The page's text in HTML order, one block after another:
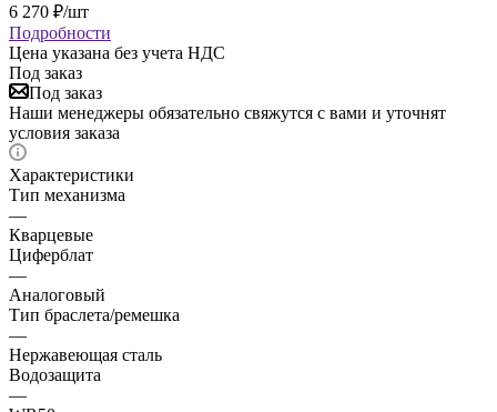
6 270 ₽/шт
Подробности
Цена указана без учета НДС
Под заказ
Под заказ
Наши менеджеры обязательно свяжутся с вами и уточнят
условия заказа
Характеристики
Тип механизма
—
Кварцевые
Циферблат
—
Аналоговый
Тип браслета/ремешка
—
Нержавеющая сталь
Водозащита
—